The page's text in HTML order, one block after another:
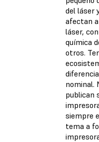
del láser
afectan
láser,
química
otros.
nominal.
publican
siempre
tema a